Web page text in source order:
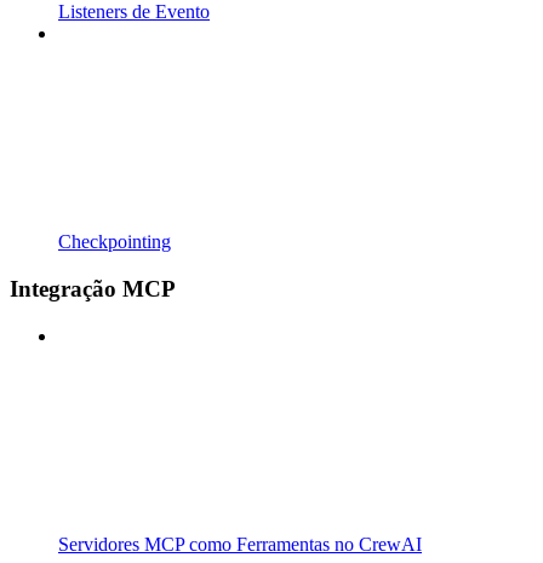
Listeners de Evento
Checkpointing
Integração MCP
Servidores MCP como Ferramentas no CrewAI